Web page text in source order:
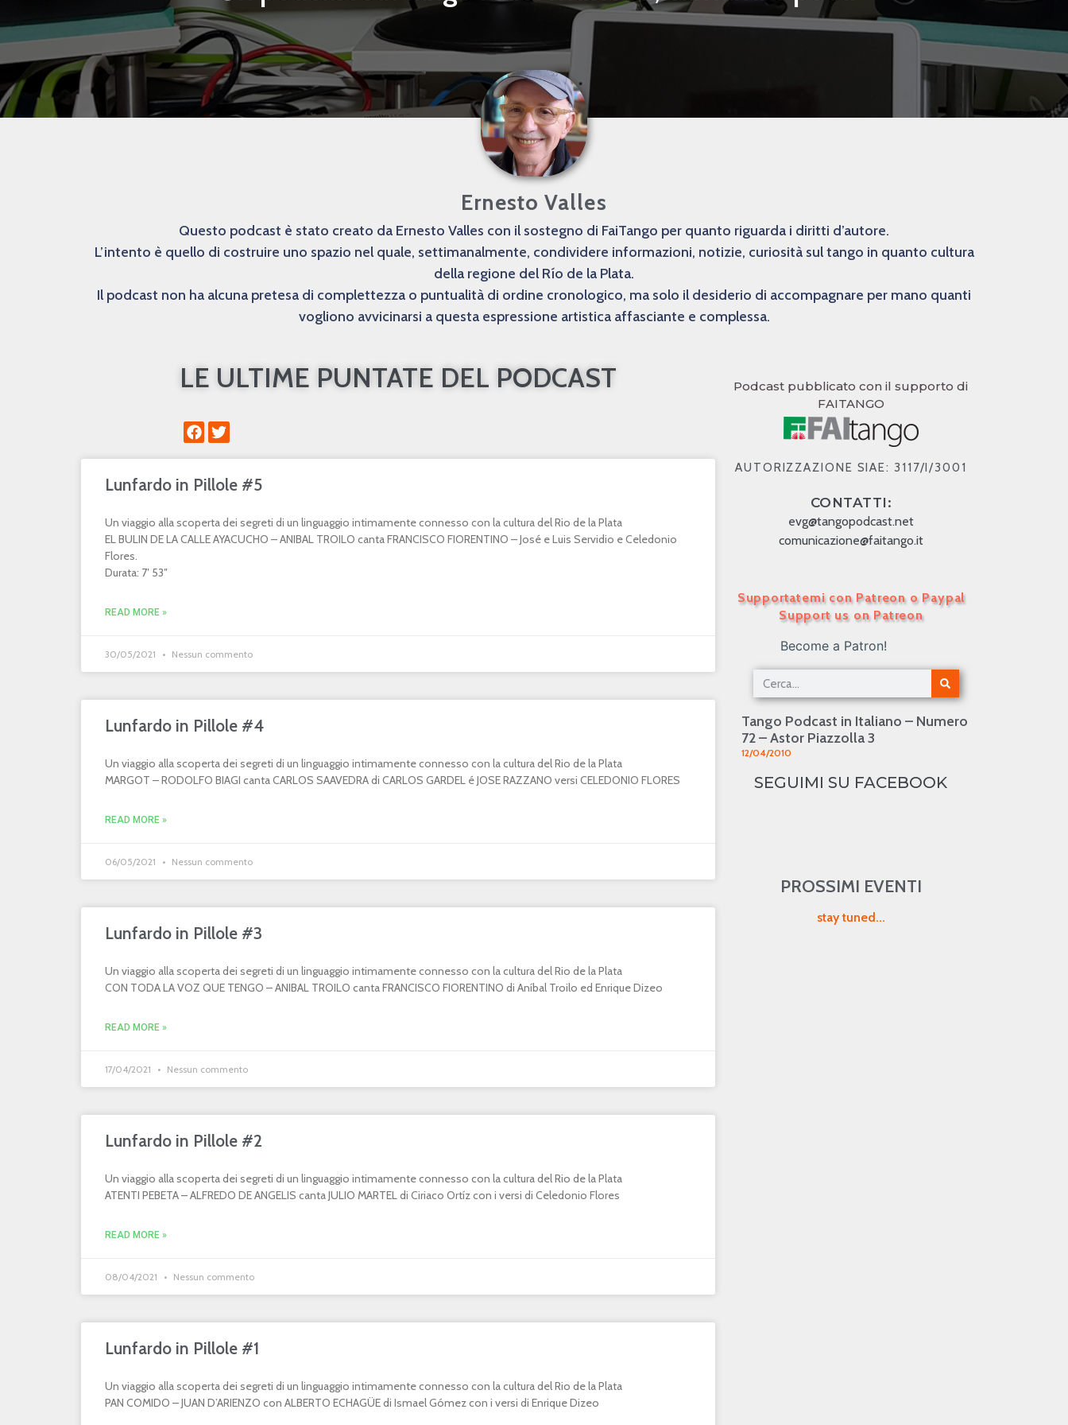
Ernesto Valles
Questo podcast è stato creato da Ernesto Valles con il sostegno di FaiTango per quanto riguarda i diritti d’autore.
L’intento è quello di costruire uno spazio nel quale, settimanalmente, condividere informazioni, notizie, curiosità sul tango in quanto cultura
della regione del Río de la Plata.
Il podcast non ha alcuna pretesa di complettezza o puntualità di ordine cronologico, ma solo il desiderio di accompagnare per mano quanti
vogliono avvicinarsi a questa espressione artistica affasciante e complessa.
LE ULTIME PUNTATE DEL PODCAST
Lunfardo in Pillole #5
Un viaggio alla scoperta dei segreti di un linguaggio intimamente connesso con la cultura del Rio de la Plata
EL BULIN DE LA CALLE AYACUCHO – ANIBAL TROILO canta FRANCISCO FIORENTINO – José e Luis Servidio e Celedonio
Flores.
Durata: 7′ 53″
READ MORE »
30/05/2021 Nessun commento
Lunfardo in Pillole #4
Un viaggio alla scoperta dei segreti di un linguaggio intimamente connesso con la cultura del Rio de la Plata
MARGOT – RODOLFO BIAGI canta CARLOS SAAVEDRA di CARLOS GARDEL é JOSE RAZZANO versi CELEDONIO FLORES
READ MORE »
06/05/2021 Nessun commento
Lunfardo in Pillole #3
Un viaggio alla scoperta dei segreti di un linguaggio intimamente connesso con la cultura del Rio de la Plata
CON TODA LA VOZ QUE TENGO – ANIBAL TROILO canta FRANCISCO FIORENTINO di Aníbal Troilo ed Enrique Dizeo
READ MORE »
17/04/2021 Nessun commento
Lunfardo in Pillole #2
Un viaggio alla scoperta dei segreti di un linguaggio intimamente connesso con la cultura del Rio de la Plata
ATENTI PEBETA – ALFREDO DE ANGELIS canta JULIO MARTEL di Ciriaco Ortíz con i versi di Celedonio Flores
READ MORE »
08/04/2021 Nessun commento
Lunfardo in Pillole #1
Un viaggio alla scoperta dei segreti di un linguaggio intimamente connesso con la cultura del Rio de la Plata
PAN COMIDO – JUAN D’ARIENZO con ALBERTO ECHAGÜE di Ismael Gómez con i versi di Enrique Dizeo
Podcast pubblicato con il supporto di
FAITANGO
AUTORIZZAZIONE SIAE: 3117/I/3001
CONTATTI:
evg@tangopodcast.net
comunicazione@faitango.it
Supportatemi con Patreon o Paypal
Support us on Patreon
Become a Patron!
Tango Podcast in Italiano – Numero
72 – Astor Piazzolla 3
12/04/2010
SEGUIMI SU FACEBOOK
PROSSIMI EVENTI
stay tuned...